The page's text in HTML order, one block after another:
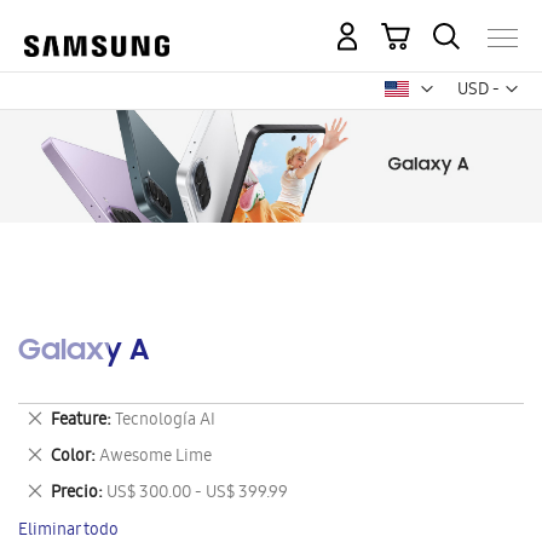
USD -
dólar
Mi carrito
Galaxy A
Feature Tecnología AI
Eliminar
este
artículo
Color Awesome Lime
Eliminar
este
artículo
Precio US$ 300.00 - US$ 399.99
Eliminar
este
Eliminar todo